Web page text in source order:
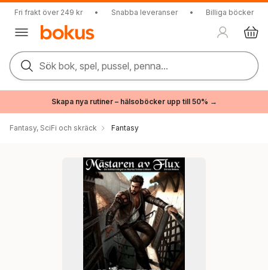
Fri frakt över 249 kr • Snabba leveranser • Billiga böcker
Sök bok, spel, pussel, penna...
Skapa nya rutiner – hälsoböcker upp till 50% →
Fantasy, SciFi och skräck Fantasy